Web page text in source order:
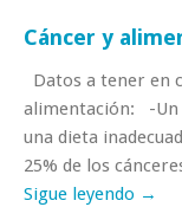
Cáncer y
Datos a tener en
alimentación: -Un
una dieta
25% de los
Sigue leyendo →